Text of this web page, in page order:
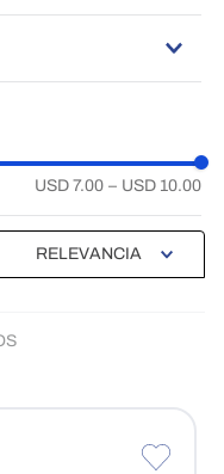
RELEVANCIA
USD 7.00 – USD 10.00